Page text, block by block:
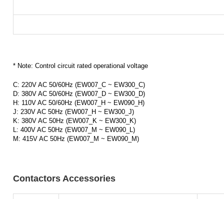
* Note: Control circuit rated operational voltage
C: 220V AC 50/60Hz (EW007_C ~ EW300_C)
D: 380V AC 50/60Hz (EW007_D ~ EW300_D)
H: 110V AC 50/60Hz (EW007_H ~ EW090_H)
J: 230V AC 50Hz (EW007_H ~ EW300_J)
K: 380V AC 50Hz (EW007_K ~ EW300_K)
L: 400V AC 50Hz (EW007_M ~ EW090_L)
M: 415V AC 50Hz (EW007_M ~ EW090_M)
Contactors Accessories